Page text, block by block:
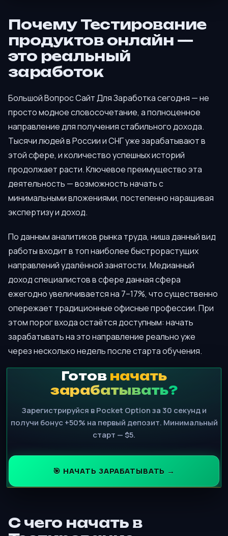
Почему Тестирование
продуктов онлайн —
это реальный
заработок
Большой Вопрос Сайт Для Заработка сегодня — не
просто модное словосочетание, а полноценное
направление для получения стабильного дохода.
Тысячи людей в России и СНГ уже зарабатывают в
этой сфере, и количество успешных историй
продолжает расти. Ключевое преимущество эта
деятельность — возможность начать с
минимальными вложениями, постепенно наращивая
экспертизу и доход.
По данным аналитиков рынка труда, ниша данный вид
работы входит в топ наиболее быстрорастущих
направлений удалённой занятости. Медианный
доход специалистов в сфере данная сфера
ежегодно увеличивается на 7–17%, что существенно
опережает традиционные офисные профессии. При
этом порог входа остаётся доступным: начать
зарабатывать на это направление реально уже
через несколько недель после старта обучения.
Готов начать
зарабатывать?
Зарегистрируйся в Pocket Option за 30 секунд и
получи бонус +50% на первый депозит. Минимальный
старт — $5.
🎯 НАЧАТЬ ЗАРАБАТЫВАТЬ →
С чего начать в